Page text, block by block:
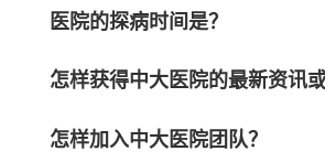
医院的探病时间是？
怎样获得中大医院的最新资讯或
怎样加入中大医院团队？